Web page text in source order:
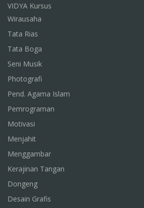
VIDYA Kursus
Wirausaha
Tata Rias
Tata Boga
Seni Musik
Photografi
Pend. Agama Islam
Pemrograman
Motivasi
Menjahit
Menggambar
Kerajinan Tangan
Dongeng
Desain Grafis